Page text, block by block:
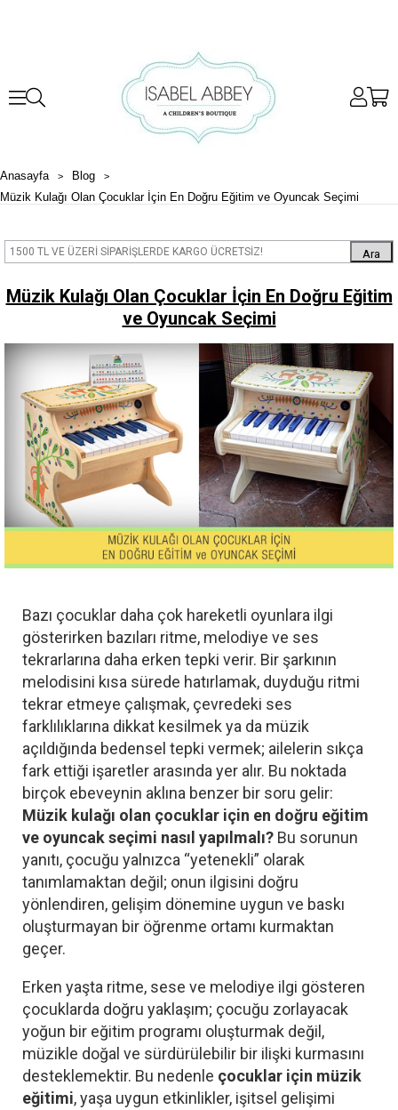
Anasayfa
Blog
Müzik Kulağı Olan Çocuklar İçin En Doğru Eğitim ve Oyuncak Seçimi
Ara
Müzik Kulağı Olan Çocuklar İçin En Doğru Eğitim
ve Oyuncak Seçimi
Bazı çocuklar daha çok hareketli oyunlara ilgi
gösterirken bazıları ritme, melodiye ve ses
tekrarlarına daha erken tepki verir. Bir şarkının
melodisini kısa sürede hatırlamak, duyduğu ritmi
tekrar etmeye çalışmak, çevredeki ses
farklılıklarına dikkat kesilmek ya da müzik
açıldığında bedensel tepki vermek; ailelerin sıkça
fark ettiği işaretler arasında yer alır. Bu noktada
birçok ebeveynin aklına benzer bir soru gelir:
Müzik kulağı olan çocuklar için en doğru eğitim
ve oyuncak seçimi nasıl yapılmalı? Bu sorunun
yanıtı, çocuğu yalnızca “yetenekli” olarak
tanımlamaktan değil; onun ilgisini doğru
yönlendiren, gelişim dönemine uygun ve baskı
oluşturmayan bir öğrenme ortamı kurmaktan
geçer.
Erken yaşta ritme, sese ve melodiye ilgi gösteren
çocuklarda doğru yaklaşım; çocuğu zorlayacak
yoğun bir eğitim programı oluşturmak değil,
müzikle doğal ve sürdürülebilir bir ilişki kurmasını
desteklemektir. Bu nedenle çocuklar için müzik
eğitimi, yaşa uygun etkinlikler, işitsel gelişimi